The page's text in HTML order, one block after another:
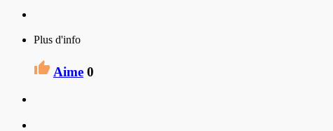
Plus d'info
Aime 0